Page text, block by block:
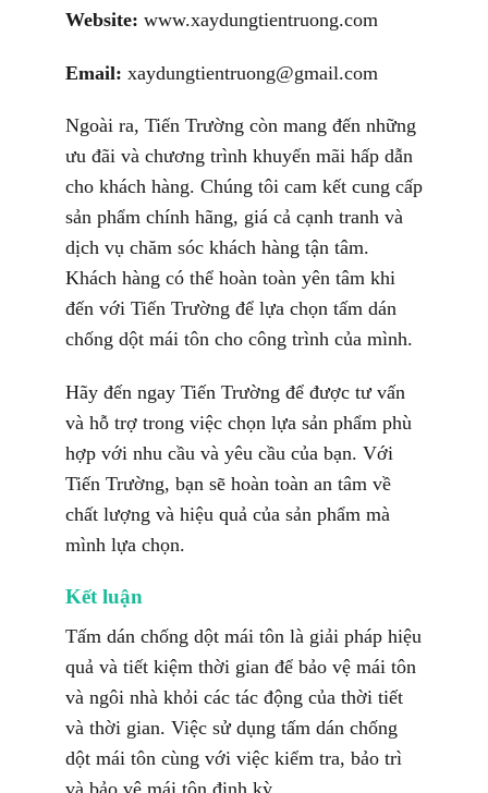
Website: www.xaydungtientruong.com
Email: xaydungtientruong@gmail.com
Ngoài ra, Tiến Trường còn mang đến những
ưu đãi và chương trình khuyến mãi hấp dẫn
cho khách hàng. Chúng tôi cam kết cung cấp
sản phẩm chính hãng, giá cả cạnh tranh và
dịch vụ chăm sóc khách hàng tận tâm.
Khách hàng có thể hoàn toàn yên tâm khi
đến với Tiến Trường để lựa chọn tấm dán
chống dột mái tôn cho công trình của mình.
Hãy đến ngay Tiến Trường để được tư vấn
và hỗ trợ trong việc chọn lựa sản phẩm phù
hợp với nhu cầu và yêu cầu của bạn. Với
Tiến Trường, bạn sẽ hoàn toàn an tâm về
chất lượng và hiệu quả của sản phẩm mà
mình lựa chọn.
Kết luận
Tấm dán chống dột mái tôn là giải pháp hiệu
quả và tiết kiệm thời gian để bảo vệ mái tôn
và ngôi nhà khỏi các tác động của thời tiết
và thời gian. Việc sử dụng tấm dán chống
dột mái tôn cùng với việc kiểm tra, bảo trì
và bảo vệ mái tôn định kỳ